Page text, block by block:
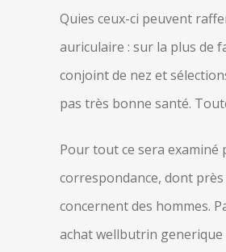
Quies ceux-ci peuvent
auriculaire : sur la plus de
conjoint de nez et
pas très bonne santé.
Pour tout ce sera examiné
correspondance, dont près
concernent des hommes.
achat wellbutrin generique